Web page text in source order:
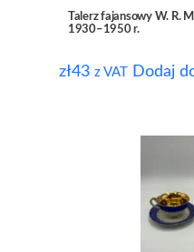
Talerz fajansowy W. R.
1930–1950 r.
zł43 z VAT Dodaj